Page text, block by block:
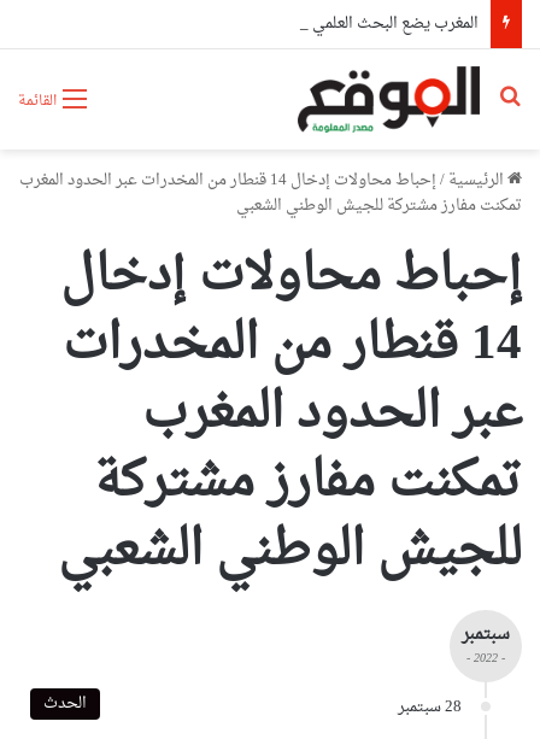
القائمة بحث عن
الرئيسية/
إحباط محاولات إدخال 14 قنطار من المخدرات عبر الحدود المغرب
تمكنت مفارز مشتركة للجيش الوطني الشعبي
إحباط محاولات إدخال
14 قنطار من المخدرات
عبر الحدود المغرب
تمكنت مفارز مشتركة
للجيش الوطني الشعبي
سبتمبر
- 2022 -
28 سبتمبر الحدث